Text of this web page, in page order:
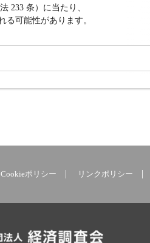
233 条）に当たり、
る可能性があります。
Cookieポリシー リンクポリシー